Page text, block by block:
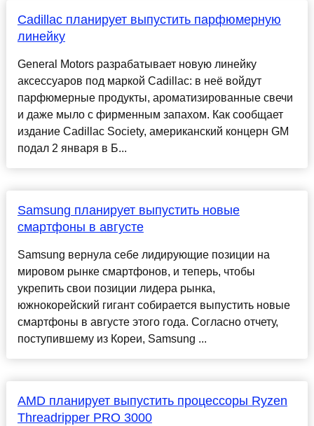
Cadillac планирует выпустить парфюмерную
линейку
General Motors разрабатывает новую линейку
аксессуаров под маркой Cadillac: в неё войдут
парфюмерные продукты, ароматизированные свечи
и даже мыло с фирменным запахом. Как сообщает
издание Cadillac Society, американский концерн GM
подал 2 января в Б...
Samsung планирует выпустить новые
смартфоны в августе
Samsung вернула себе лидирующие позиции на
мировом рынке смартфонов, и теперь, чтобы
укрепить свои позиции лидера рынка,
южнокорейский гигант собирается выпустить новые
смартфоны в августе этого года. Согласно отчету,
поступившему из Кореи, Samsung ...
AMD планирует выпустить процессоры Ryzen
Threadripper PRO 3000